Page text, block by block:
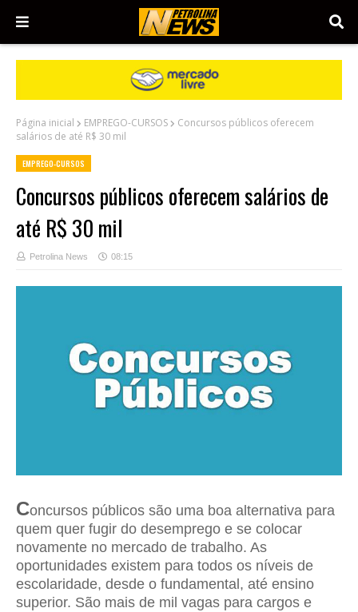
Página inicial EMPREGO-CURSOS
Concursos públicos oferecem
salários de até R$ 30 mil
EMPREGO-CURSOS
Concursos públicos oferecem salários de
até R$ 30 mil
Petrolina News 08:15
Concursos públicos são uma boa alternativa para
quem quer fugir do desemprego e se colocar
novamente no mercado de trabalho. As
oportunidades existem para todos os níveis de
escolaridade, desde o fundamental, até ensino
superior. São mais de mil vagas para cargos e